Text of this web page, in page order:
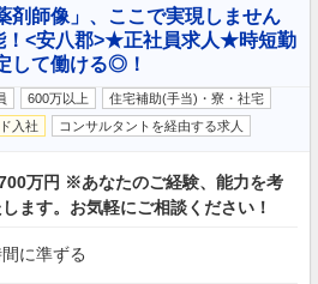
剤師像」、ここで実現しません
！<安八郡>★正社員求人★時短勤
して働ける◎！
600万以上
住宅補助(手当)・寮・社宅
入社 コンサルタントを経由する求人
万円 ※あなたのご経験、能力を考
ます。お気軽にご相談ください！
に準ずる